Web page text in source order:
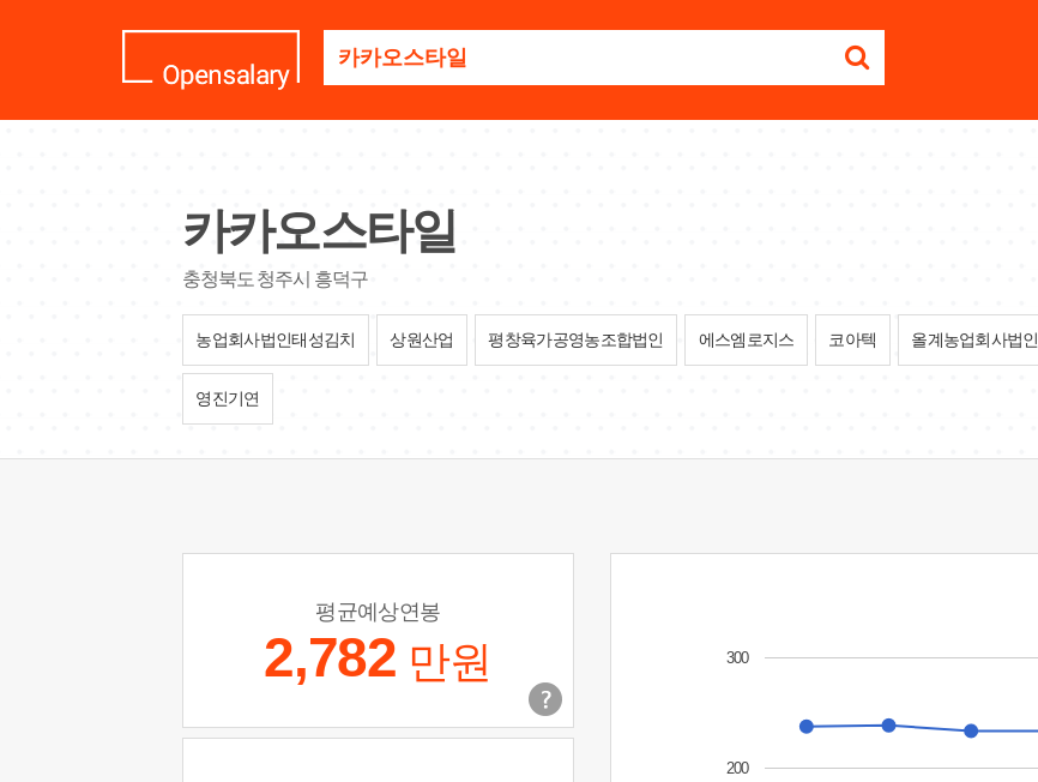
명
요
카카오스타일
충청북도 청주시 흥덕구
농업회사법인태성김치 상원산업 평창육가공영농조합법인 에스엠로지스 코아텍 올계농업회사법인
영진기연
평균예상연봉
2,782 만원
200
300